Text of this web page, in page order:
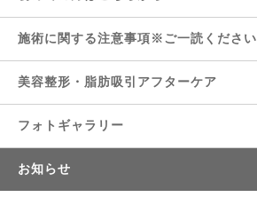
施術に関する注意事項※ご一読ください
美容整形・脂肪吸引アフターケア
フォトギャラリー
お知らせ